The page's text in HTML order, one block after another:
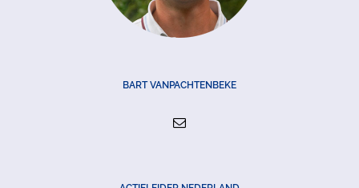
BART VANPACHTENBEKE